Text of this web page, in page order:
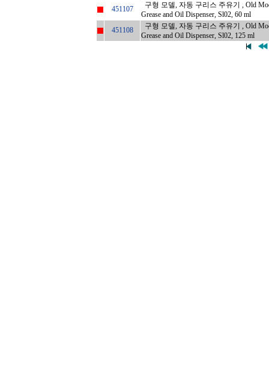
451107
구형 모델, 자동 구리스 주유기 , Old
Grease and Oil Dispenser, Sl02, 60 ml
451108
구형 모델, 자동 구리스 주유기 , Old
Grease and Oil Dispenser, Sl02, 125 ml